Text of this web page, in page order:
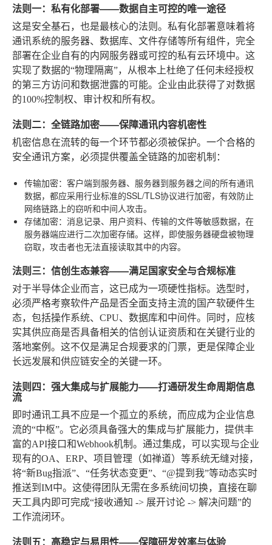
法则一：私有化部署——数据自主可控的唯一途径
这是安全基石，也是最核心的法则。私有化部署意味着将
通讯系统的服务器、数据库、文件存储等所有组件，完全
部署在企业自有的内网服务器或可控的私有云环境中。这
实现了数据的“物理隔离”，从根本上杜绝了任何未经授权
的第三方访问和数据泄露的可能。企业由此获得了对数据
的100%控制权、审计权和所有权。
法则二：全链路加密——保障通讯内容机密性
机密信息在流转的每一个环节都必须被保护。一个合格的
安全通讯方案，必须提供覆盖全链路的加密机制：
传输加密：客户端到服务器、服务器到服务器之间的所有通讯
数据，都应采用行业标准的SSL/TLS协议进行加密，有效防止
网络链路上的窃听和中间人攻击。
存储加密：消息记录、用户资料、传输的文件等敏感数据，在
服务器端应进行二次加密存储。这样，即使服务器硬盘被物理
窃取，攻击者也无法直接读取其中的内容。
法则三：信创生态兼容——满足国家安全与合规标准
对于半导体企业而言，这已成为一项硬性指标。选型时，
必须严格考察软件产品是否全面支持主流的国产软硬件生
态，包括操作系统、CPU、数据库和中间件。同时，应核
实其供应商是否具备相关的信创认证资质和在关键行业的
落地案例。这不仅是满足合规要求的门票，更是保障企业
长远发展和供应链安全的关键一环。
法则四：强大集成与扩展能力——打通研发生命周期信息
流
即时通讯工具不应是一个孤立的系统，而应成为企业信息
流的“中枢”。它必须具备强大的集成与扩展能力，提供丰
富的API接口和Webhook机制。通过集成，可以实现与企业
现有的OA、ERP、项目管理（如禅道）等系统无缝对接，
将“新Bug指派”、“任务状态变更”、“@提到我”等动态实时
推送到IM中。这使得团队无需在多系统间切换，直接在聊
天工具内即可完成“接收通知 -> 展开讨论 -> 解决问题”的
工作流闭环。
法则五：高稳定与易用性——保障研发效率与体验